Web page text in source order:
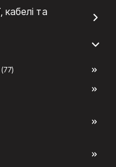
кабелі та